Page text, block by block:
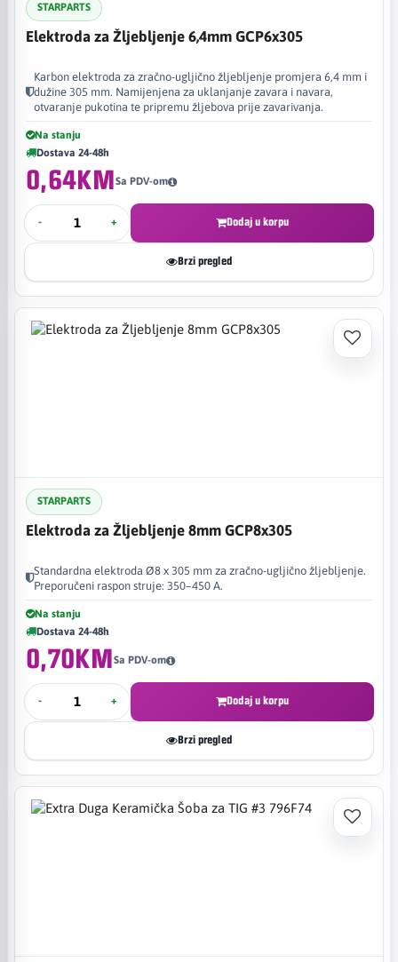
STARPARTS
Elektroda za Žljebljenje 6,4mm GCP6x305
Karbon elektroda za zračno-ugljično žljebljenje promjera 6,4 mm i
dužine 305 mm. Namijenjena za uklanjanje zavara i navara,
otvaranje pukotina te pripremu žljebova prije zavarivanja.
Na stanju
Dostava 24-48h
0,64KMSa PDV-om
- + Dodaj u korpu
Brzi pregled
STARPARTS
Elektroda za Žljebljenje 8mm GCP8x305
Standardna elektroda Ø8 x 305 mm za zračno-ugljično žljebljenje.
Preporučeni raspon struje: 350–450 A.
Na stanju
Dostava 24-48h
0,70KMSa PDV-om
- + Dodaj u korpu
Brzi pregled